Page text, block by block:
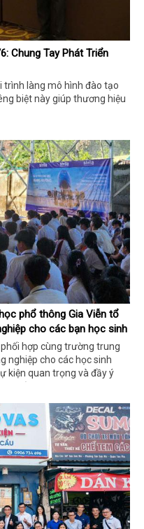
Chung Tay Phát Triển
trình làng mô hình đào tạo
biệt này giúp thương hiệu
phổ thông Gia Viễn tổ
cho các bạn học sinh
hợp cùng trường trung
nghiệp cho các học sinh
kiện quan trọng và đầy ý